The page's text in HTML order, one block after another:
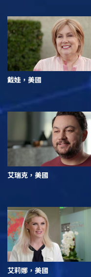
戴娃，美國
艾瑞克，美國
艾莉娜，美國